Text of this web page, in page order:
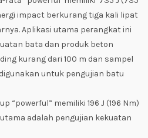
impact berkurang tiga kali lipat
Aplikasi utama perangkat ini
bata dan produk beton
kurang dari 100 m dan sampel
untuk pengujian batu
“powerful” memiliki 196 J (196 Nm)
adalah pengujian kekuatan